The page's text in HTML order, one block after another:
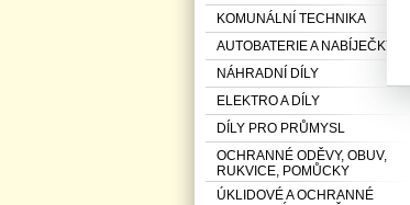
KOMUNÁLNÍ TECHNIKA
AUTOBATERIE A NABÍJEČKY
NÁHRADNÍ DÍLY
ELEKTRO A DÍLY
DÍLY PRO PRŮMYSL
OCHRANNÉ ODĚVY, OBUV,
RUKVICE, POMŮCKY
ÚKLIDOVÉ A OCHRANNÉ